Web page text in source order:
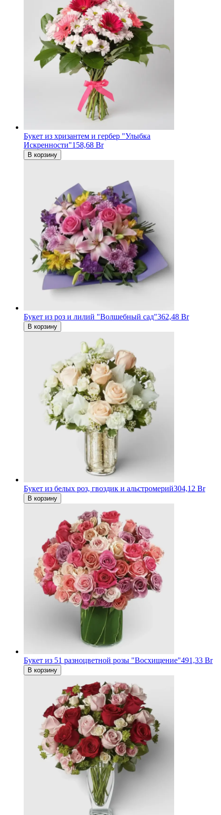
Букет из хризантем и гербер "Улыбка
Искренности"158,68 Br
В корзину
Букет из роз и лилий "Волшебный сад"362,48 Br
В корзину
Букет из белых роз, гвоздик и альстромерий304,12 Br
В корзину
Букет из 51 разноцветной розы "Восхищение"491,33 Br
В корзину